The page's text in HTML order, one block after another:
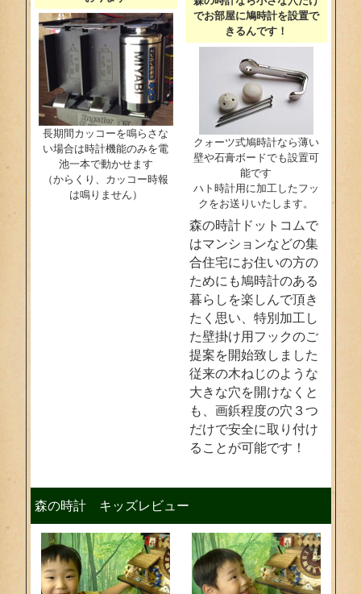
長期間カッコーを鳴らさな
い場合は時計機能のみを電
池一本で動かせます
（からくり、カッコー時報
は鳴りません）
でお部屋に鳩時計を設置で
きるんです！
クォーツ式鳩時計なら薄い
壁や石膏ボードでも設置可
能です
ハト時計用に加工したフッ
クをお送りいたします。
森の時計ドットコムで
はマンションなどの集
合住宅にお住いの方の
ためにも鳩時計のある
暮らしを楽しんで頂き
たく思い、特別加工し
た壁掛け用フックのご
提案を開始致しました
従来の木ねじのような
大きな穴を開けなくと
も、画鋲程度の穴３つ
だけで安全に取り付け
ることが可能です！
森の時計 キッズレビュー